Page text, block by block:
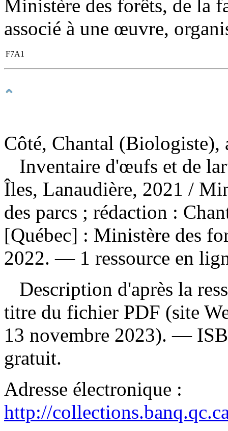
Ministère des forêts, de la
associé à une œuvre,
F7A1
Côté, Chantal (Biologiste),
Inventaire d'œufs et de
Îles, Lanaudière, 2021 /
des parcs ; rédaction :
[Québec] : Ministère des
2022. — 1 ressource en
Description d'après la
titre du fichier PDF (site
13 novembre 2023). —
gratuit.
Adresse électronique :
http://